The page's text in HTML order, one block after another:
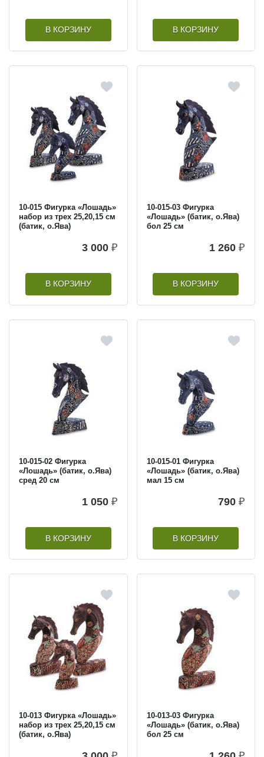
В КОРЗИНУ В КОРЗИНУ
10-015 Фигурка «Лошадь»
набор из трех 25,20,15 см
(батик, о.Ява)
3 000 ₽
В КОРЗИНУ
10-015-03 Фигурка
«Лошадь» (батик, о.Ява)
бол 25 см
1 260 ₽
В КОРЗИНУ
10-015-02 Фигурка
«Лошадь» (батик, о.Ява)
сред 20 см
1 050 ₽
В КОРЗИНУ
10-015-01 Фигурка
«Лошадь» (батик, о.Ява)
мал 15 см
790 ₽
В КОРЗИНУ
10-013 Фигурка «Лошадь»
набор из трех 25,20,15 см
(батик, о.Ява)
10-013-03 Фигурка
«Лошадь» (батик, о.Ява)
бол 25 см